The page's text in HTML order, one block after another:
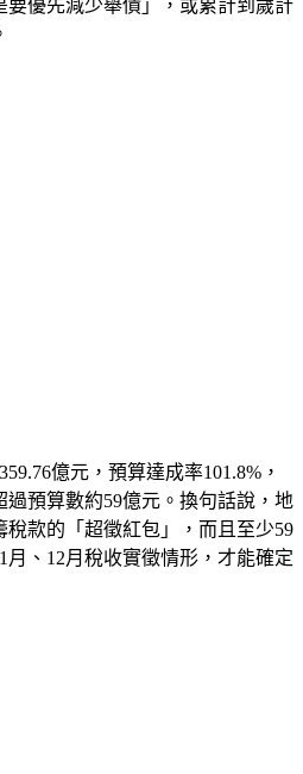
優先減少舉債」，或累計到歲計
億元，預算達成率101.8%，
預算數約59億元。換句話說，地
款的「超徵紅包」，而且至少59
、12月稅收實徵情形，才能確定